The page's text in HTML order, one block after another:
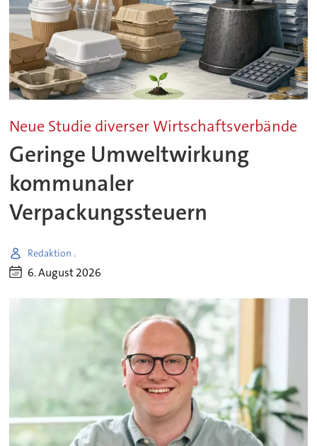
Neue Studie diverser Wirtschaftsverbände
Geringe Umweltwirkung
kommunaler
Verpackungssteuern
Redaktion .
6. August 2026